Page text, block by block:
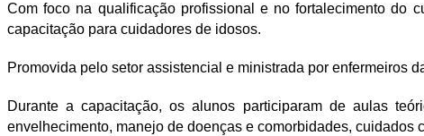
Com foco na qualificação profissional e no fortalecimento do
capacitação para cuidadores de idosos.
Promovida pelo setor assistencial e ministrada por enfermeiros
Durante a capacitação, os alunos participaram de aulas
envelhecimento, manejo de doenças e comorbidades,